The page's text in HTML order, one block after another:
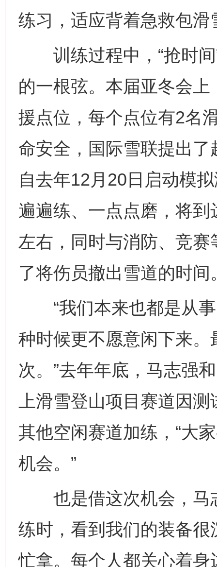
练习，适应背着急救包滑
训练过程中，“抢时间
的一根弦。本届亚冬会
援点位，每个点位有2名
命安全，国际雪联提出了
自去年12月20日启动模
遍遍练、一点点磨，将
左右，同时与消防、竞
了将伤员撤出雪道的时间
“我们本来也都是从事
种时候更不愿意闲下来
次。”去年年底，马志强
上滑雪登山项目赛道因
其他空闲赛道加练，“大
机会。”
也是借这次机会，马志
练时，看到我们的装备
忙拿。每个人都关心着